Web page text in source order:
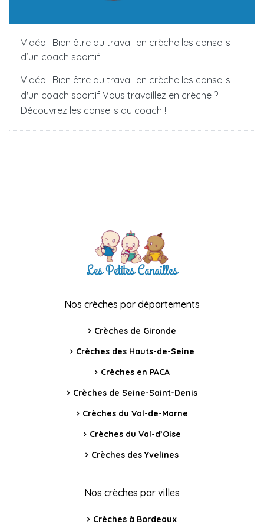
Vidéo : Bien être au travail en crèche les conseils
d’un coach sportif
Vidéo : Bien être au travail en crèche les conseils
d'un coach sportif Vous travaillez en crèche ?
Découvrez les conseils du coach !
Nos crèches par départements
Crèches de Gironde
Crèches des Hauts-de-Seine
Crèches en PACA
Crèches de Seine-Saint-Denis
Crèches du Val-de-Marne
Crèches du Val-d’Oise
Crèches des Yvelines
Nos crèches par villes
Crèches à Bordeaux